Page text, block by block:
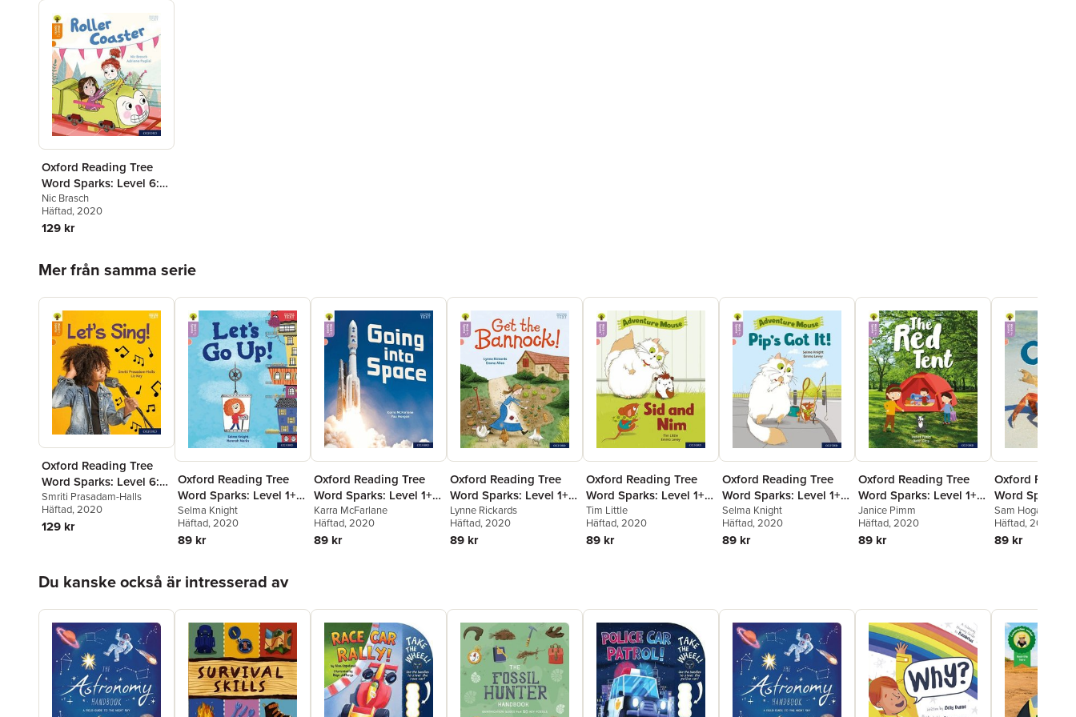
Oxford Reading Tree
Word Sparks: Level 6:
Roller Coaster
Nic Brasch
Häftad, 2020
129 kr
Mer från samma serie
Oxford Reading Tree
Word Sparks: Level 6:
Let's Sing!
Smriti Prasadam-Halls
Häftad, 2020
129 kr
Oxford Reading Tree
Word Sparks: Level 1+:
Let's Go Up!
Selma Knight
Häftad, 2020
89 kr
Oxford Reading Tree
Word Sparks: Level 1+:
Going into Space
Karra McFarlane
Häftad, 2020
89 kr
Oxford Reading Tree
Word Sparks: Level 1+:
Get the Bannock!
Lynne Rickards
Häftad, 2020
89 kr
Oxford Reading Tree
Word Sparks: Level 1+:
Sid and Nim
Tim Little
Häftad, 2020
89 kr
Oxford Reading Tree
Word Sparks: Level 1+:
Pip's Got It!
Selma Knight
Häftad, 2020
89 kr
Oxford Reading Tree
Word Sparks: Level 1+:
The Red Tent
Janice Pimm
Häftad, 2020
89 kr
Oxford
Word Sparks:
Lots of Crabs
Sam Hogan
Häftad, 2020
89 kr
Du kanske också är intresserad av